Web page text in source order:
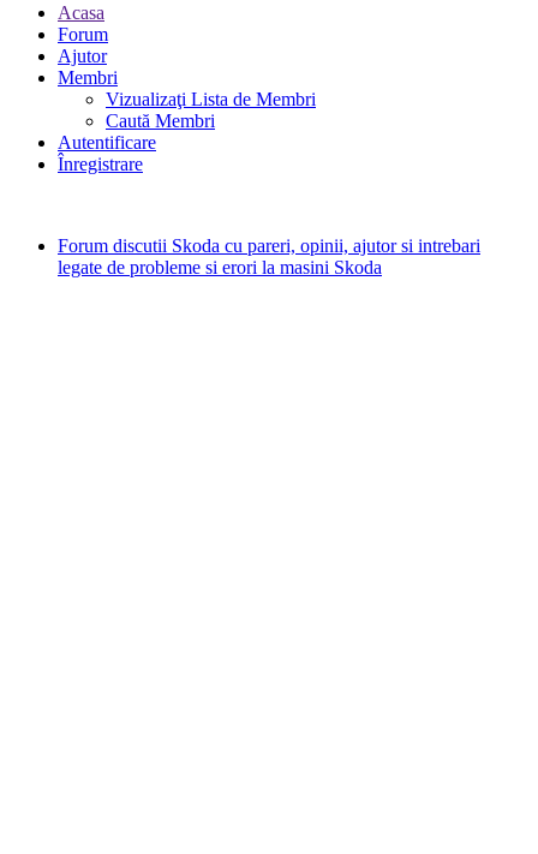
Acasa
Forum
Ajutor
Membri
Vizualizaţi Lista de Membri
Caută Membri
Autentificare
Înregistrare
Forum discutii Skoda cu pareri, opinii, ajutor si intrebari
legate de probleme si erori la masini Skoda